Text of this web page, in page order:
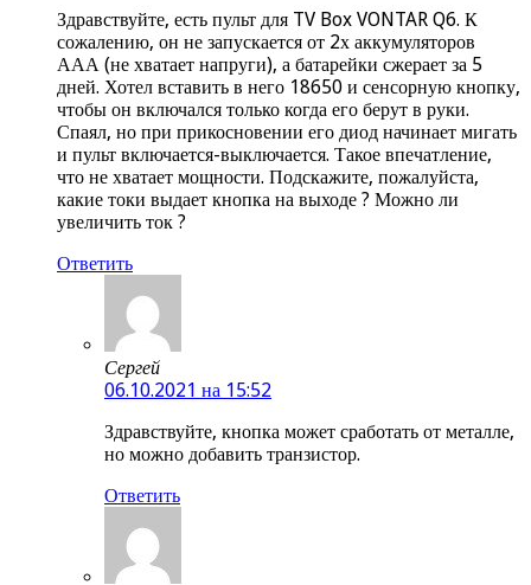
Здравствуйте, есть пульт для TV Box VONTAR Q6. К
сожалению, он не запускается от 2х аккумуляторов
ААА (не хватает напруги), а батарейки сжерает за 5
дней. Хотел вставить в него 18650 и сенсорную кнопку,
чтобы он включался только когда его берут в руки.
Спаял, но при прикосновении его диод начинает мигать
и пульт включается-выключается. Такое впечатление,
что не хватает мощности. Подскажите, пожалуйста,
какие токи выдает кнопка на выходе ? Можно ли
увеличить ток ?
Ответить
Сергей
06.10.2021 на 15:52
Здравствуйте, кнопка может сработать от металле,
но можно добавить транзистор.
Ответить